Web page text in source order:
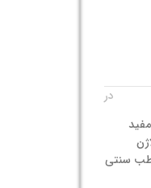
در
طب سنتی